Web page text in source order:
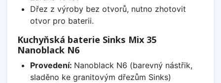
Dřez z výroby bez otvorů, nutno zhotovit
otvor pro baterii.
Kuchyňská baterie Sinks Mix 35
Nanoblack N6
Provedení: Nanoblack N6 (barevný nástřik,
sladěno ke granitovým dřezům Sinks)